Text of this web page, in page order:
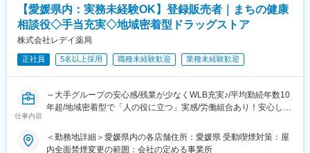
■労働組合があるので、安心して長く働ける仕組みがある：
職場での困りごとや意見を、労働組合を通じて会社に届けること
ができ、声を上げやすい環境があります。
＜数字で見るレデイ薬局＞
・男女比＝5：5
・平均勤続年数：10.9年
・月平均残業時間：8.7時間
変更の範囲：会社の定める業務
だく可能性があります。
＼仕事のやりがい／
レデイ薬局は、地域に密着したドラッグストアとして、
「健康相談ができる身近な存在」を目指しています。
◎日々の接客を通じてお客様から直接「ありがとう」をもらえる
◎将来的には店長として、店舗・人・地域をまとめる立場を目指
せる
です。
【愛媛県内：実務未経験OK】登録販売者｜まちの健康
相談役◇手当充実◇地域密着型ドラッグストア
株式会社レデイ薬局
正社員 5名以上採用 職種未経験歓迎 業種未経験歓迎
仕事内容
～大手グループの安心感/残業が少なくWLB充実♪/平均勤続年数10
年超/地域密着型で「人の役に立つ」実感/労働組合あり！安心して
■仕事内容：
＜勤務地詳細＞愛媛県内の各店舗住所：愛媛県 受動喫煙対策：屋
内全面禁煙変更の範囲：会社の定める事業所